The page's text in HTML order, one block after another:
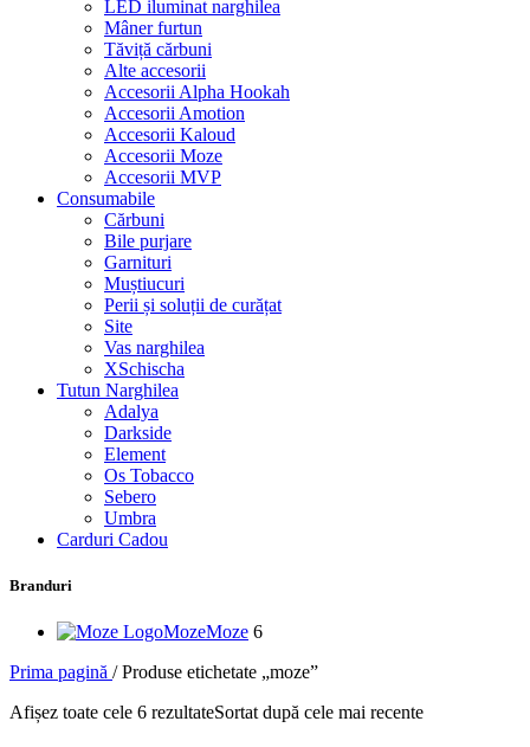
LED iluminat narghilea
Mâner furtun
Tăviță cărbuni
Alte accesorii
Accesorii Alpha Hookah
Accesorii Amotion
Accesorii Kaloud
Accesorii Moze
Accesorii MVP
Consumabile
Cărbuni
Bile purjare
Garnituri
Muștiucuri
Perii și soluții de curățat
Site
Vas narghilea
XSchischa
Tutun Narghilea
Adalya
Darkside
Element
Os Tobacco
Sebero
Umbra
Carduri Cadou
Branduri
MozeMoze 6
Prima pagină / Produse etichetate „moze”
Afișez toate cele 6 rezultateSortat după cele mai recente